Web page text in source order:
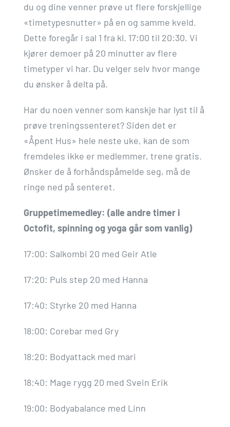
du og dine venner prøve ut flere forskjellige
«timetypesnutter» på en og samme kveld.
Dette foregår i sal 1 fra kl. 17:00 til 20:30. Vi
kjører demoer på 20 minutter av flere
timetyper vi har. Du velger selv hvor mange
du ønsker å delta på.
Har du noen venner som kanskje har lyst til å
prøve treningssenteret? Siden det er
«Åpent Hus» hele neste uke, kan de som
fremdeles ikke er medlemmer, trene gratis.
Ønsker de å forhåndspåmelde seg, må de
ringe ned på senteret.
Gruppetimemedley: (alle andre timer i
Octofit, spinning og yoga går som vanlig)
17:00: Salkombi 20 med Geir Atle
17:20: Puls step 20 med Hanna
17:40: Styrke 20 med Hanna
18:00: Corebar med Gry
18:20: Bodyattack med mari
18:40: Mage rygg 20 med Svein Erik
19:00: Bodyabalance med Linn